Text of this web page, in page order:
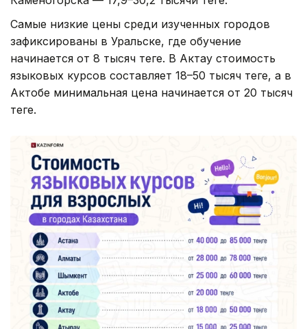
Самые низкие цены среди изученных городов
зафиксированы в Уральске, где обучение
начинается от 8 тысяч теңге. В Актау стоимость
языковых курсов составляет 18–50 тысяч теңге, а в
Актобе минимальная цена начинается от 20 тысяч
теңге.